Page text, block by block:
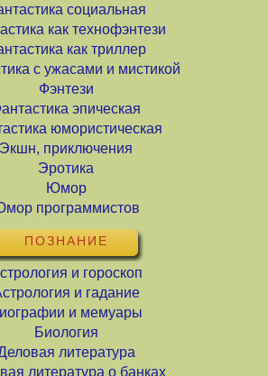
социальная
как технофэнтези
как триллер
с ужасами и мистикой
Фэнтези
эпическая
юмористическая
Экшн, приключения
Эротика
Юмор
программистов
ПОЗНАНИЕ
и гороскоп
и гадание
и мемуары
Биология
литература
литература о банках